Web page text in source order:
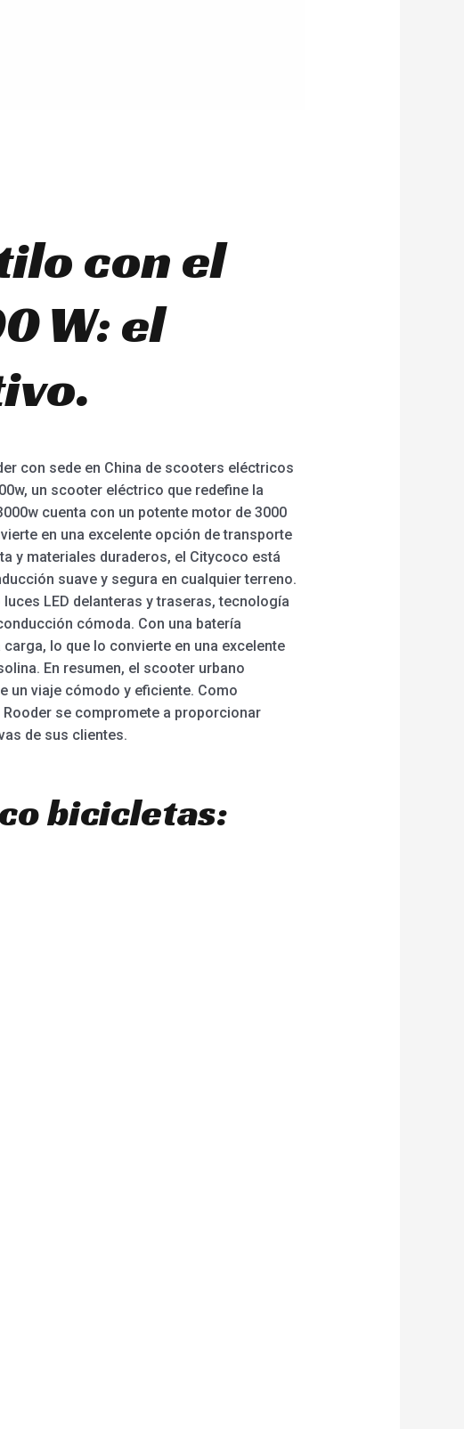
con el
W: el
con sede en China de scooters eléctricos
un scooter eléctrico que redefine la
cuenta con un potente motor de 3000
en una excelente opción de transporte
y materiales duraderos, el Citycoco está
suave y segura en cualquier terreno.
LED delanteras y traseras, tecnología
cómoda. Con una batería
lo que lo convierte en una excelente
En resumen, el scooter urbano
un viaje cómodo y eficiente. Como
se compromete a proporcionar
de sus clientes.
bicicletas: